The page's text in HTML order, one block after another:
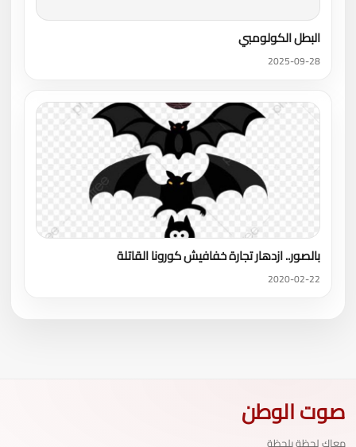
البطل الكولومبي
2025-09-28
بالصور.. ازدهار تجارة خفافيش كورونا القاتلة
2020-02-22
صوت الوطن
معاك لحظة بلحظة